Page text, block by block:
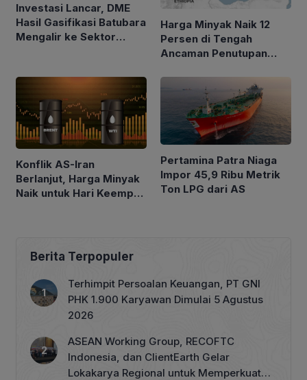
Investasi Lancar, DME
Hasil Gasifikasi Batubara
Mengalir ke Sektor
Harga Minyak Naik 12
Persen di Tengah
Ancaman Penutupan
Konflik AS-Iran
Berlanjut, Harga Minyak
Naik untuk Hari Keempat
Pertamina Patra Niaga
Impor 45,9 Ribu Metrik
Ton LPG dari AS
Berita Terpopuler
Terhimpit Persoalan Keuangan, PT GNI
PHK 1.900 Karyawan Dimulai 5 Agustus
2026
ASEAN Working Group, RECOFTC
Indonesia, dan ClientEarth Gelar
Lokakarya Regional untuk Memperkuat